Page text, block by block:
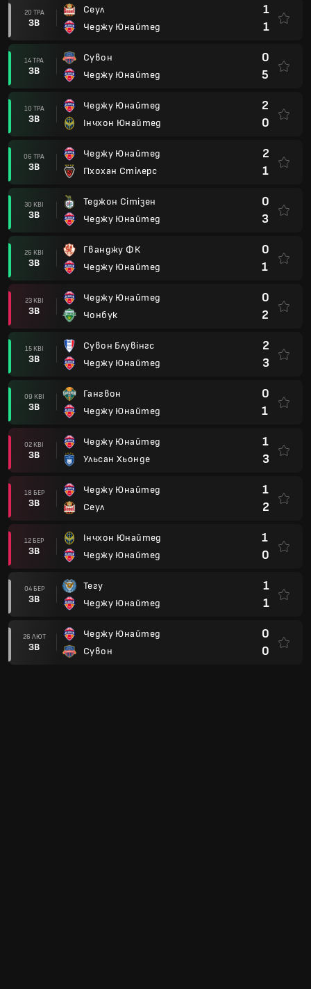
20 ТРА
ЗВ
Сеул
Чеджу Юнайтед
1
1
14 ТРА
ЗВ
Сувон
Чеджу Юнайтед
0
5
10 ТРА
ЗВ
Чеджу Юнайтед
Інчхон Юнайтед
2
0
06 ТРА
ЗВ
Чеджу Юнайтед
Пхохан Стілерс
2
1
30 КВІ
ЗВ
Теджон Сітізен
Чеджу Юнайтед
0
3
26 КВІ
ЗВ
Гванджу ФК
Чеджу Юнайтед
0
1
23 КВІ
ЗВ
Чеджу Юнайтед
Чонбук
0
2
15 КВІ
ЗВ
Сувон Блувінгс
Чеджу Юнайтед
2
3
09 КВІ
ЗВ
Гангвон
Чеджу Юнайтед
0
1
02 КВІ
ЗВ
Чеджу Юнайтед
Ульсан Хьонде
1
3
18 БЕР
ЗВ
Чеджу Юнайтед
Сеул
1
2
12 БЕР
ЗВ
Інчхон Юнайтед
Чеджу Юнайтед
1
0
04 БЕР
ЗВ
Тегу
Чеджу Юнайтед
1
1
26 ЛЮТ
ЗВ
Чеджу Юнайтед
Сувон
0
0